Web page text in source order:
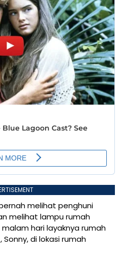
melihat penghuni
melihat lampu rumah
hari layaknya rumah
Sonny, di lokasi rumah